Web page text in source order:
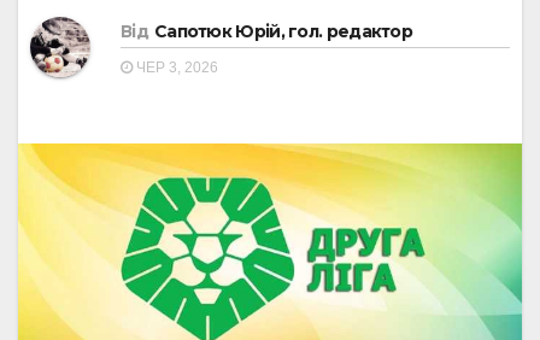
Від Сапотюк Юрій, гол. редактор
ЧЕР 3, 2026